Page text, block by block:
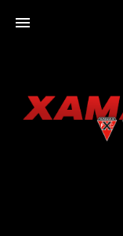
XAMAXFORUM